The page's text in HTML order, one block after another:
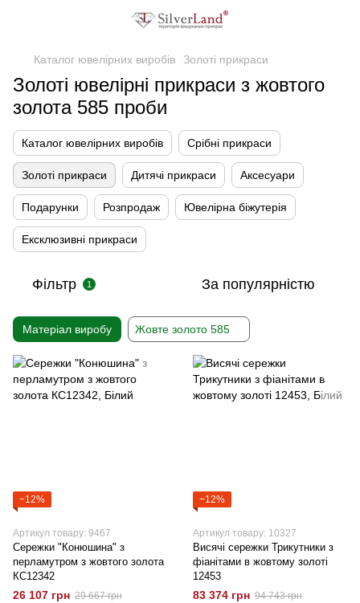
Каталог ювелірних виробів Золоті прикраси
Золоті ювелірні прикраси з жовтого
золота 585 проби
Каталог ювелірних виробів Срібні прикраси
Золоті прикраси Дитячі прикраси Аксесуари
Подарунки Розпродаж Ювелірна біжутерія
Ексклюзивні прикраси
Фільтр 1 За популярністю
Матеріал виробу Жовте золото 585
−12%
Артикул товару: 9467
Сережки "Конюшина" з
перламутром з жовтого золота
КС12342
26 107 грн 29 667 грн
−12%
Артикул товару: 10327
Висячі сережки Трикутники з
фіанітами в жовтому золоті
12453
83 374 грн 94 743 грн